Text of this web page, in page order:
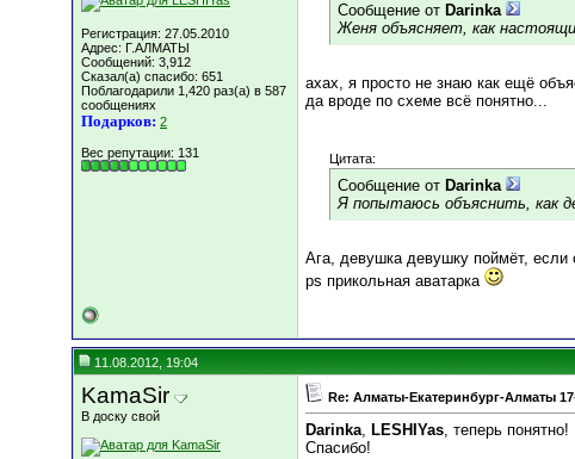
Регистрация: 27.05.2010
Адрес: Г.АЛМАТЫ
Сообщений: 3,912
Сказал(а) спасибо: 651
Поблагодарили 1,420 раз(а) в 587
сообщениях
Подарков: 2
Вес репутации: 131
Сообщение от Darinka
Женя объясняет, как
ахах, я просто не знаю как ещё
да вроде по схеме всё понятно...
Цитата:
Сообщение от Darinka
Я попытаюсь объяснить, как
Ага, девушка девушку поймёт, если
ps прикольная аватарка
11.08.2012, 19:04
KamaSir
В доску свой
Re: Алматы-Екатеринбург-Алматы
Darinka, LESHIYas, теперь понятно!
Спасибо!